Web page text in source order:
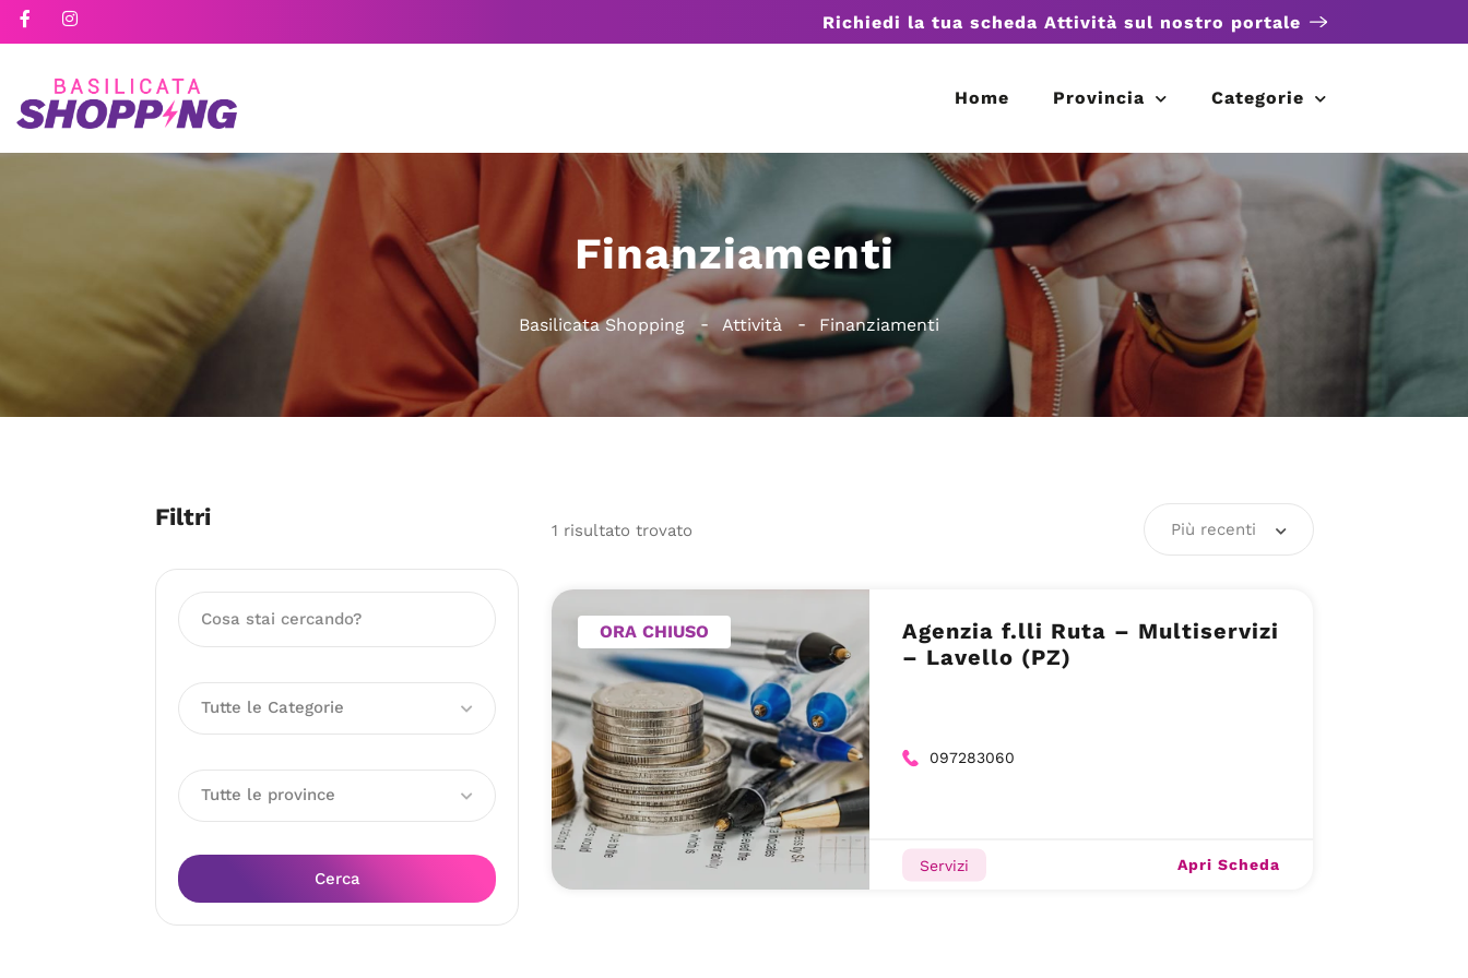
Richiedi la tua scheda Attività sul nostro portale
Home Provincia Categorie
Finanziamenti
Basilicata Shopping Attività Finanziamenti
Filtri
Tutte le Categorie
Tutte le province
Cerca
1 risultato trovato Più recenti
ORA CHIUSO
Agenzia f.lli Ruta – Multiservizi
– Lavello (PZ)
097283060
Servizi Apri Scheda